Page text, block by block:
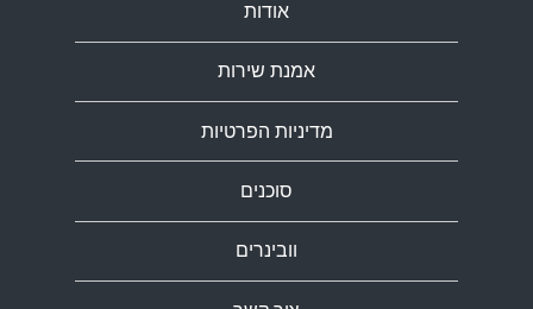
אודות
אמנת שירות
מדיניות הפרטיות
סוכנים
וובינרים